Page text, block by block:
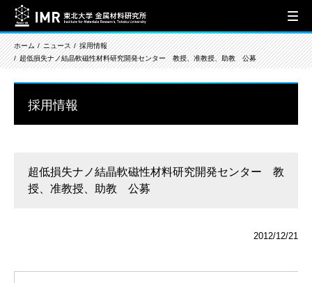
ホーム ニュース
採用情報
超低損失ナノ結晶軟磁性材料研究開発センター 教授、准教授、助教 公募
採用情報
超低損失ナノ結晶軟磁性材料研究開発センター 教
授、准教授、助教 公募
2012/12/21